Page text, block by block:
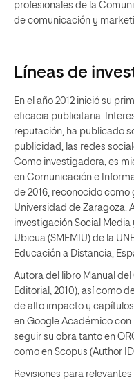
profesionales de la
de comunicación y
Líneas de
En el año 2012 inició su
eficacia publicitaria.
reputación, ha publicado
publicidad, las redes
Como investigadora, es
en Comunicación e
de 2016, reconocido como
Universidad de Zaragoza.
investigación Social
Ubicua (SMEMIU) de la
Educación a Distancia,
Autora del libro Manual
Editorial, 2010), así como
de alto impacto y
en Google Académico
seguir su obra tanto en
como en Scopus (Author
Revisiones para